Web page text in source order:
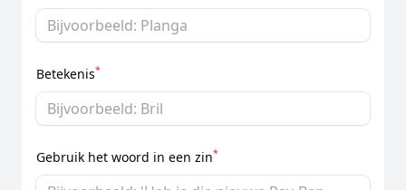
Betekenis*
Gebruik het woord in een zin*